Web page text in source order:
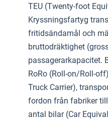
TEU (Twenty-foot
Kryssningsfartyg
fritidsändamål och
bruttodräktighet
passagerarkapacitet.
RoRo (Roll-on/Roll-
Truck Carrier),
fordon från fabriker
antal bilar (Car